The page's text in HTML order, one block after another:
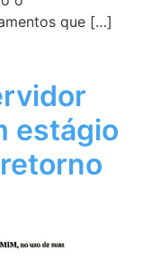
que […]
estágio